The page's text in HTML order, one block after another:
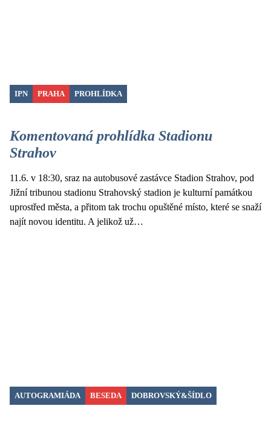
IPN PRAHA PROHLÍDKA
Komentovaná prohlídka Stadionu
Strahov
11.6. v 18:30, sraz na autobusové zastávce Stadion Strahov, pod
Jižní tribunou stadionu Strahovský stadion je kulturní památkou
uprostřed města, a přitom tak trochu opuštěné místo, které se snaží
najít novou identitu. A jelikož už…
AUTOGRAMIÁDA BESEDA DOBROVSKÝ&ŠÍDLO